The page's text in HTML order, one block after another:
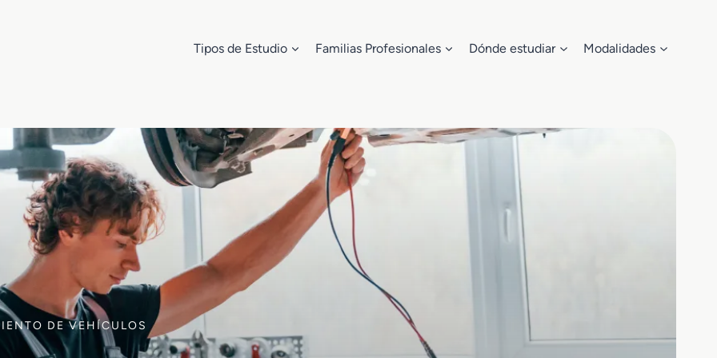
Tipos de Estudio Familias Profesionales Dónde estudiar Modalidades
DE VEHÍCULOS